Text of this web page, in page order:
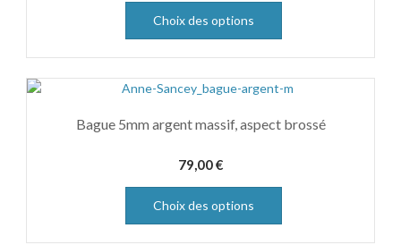
Choix des options
Bague 5mm argent massif, aspect brossé
79,00€
Choix des options